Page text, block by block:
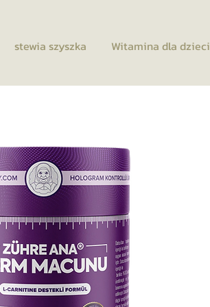
stewia szyszka Witamina dla dzieci